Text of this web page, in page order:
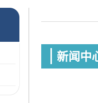
新闻中